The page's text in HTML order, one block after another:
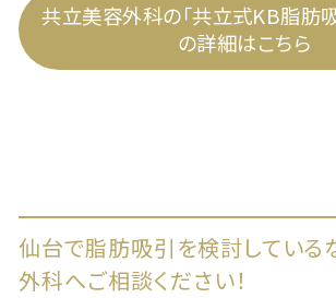
共立美容外科の「共立式KB脂肪
の詳細はこちら
仙台で脂肪吸引を検討している
外科へご相談ください！